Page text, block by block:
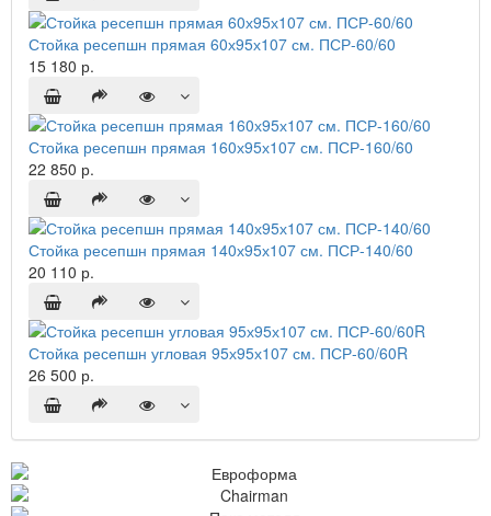
Стойка ресепшн прямая 60х95х107 см. ПСР-60/60
15 180 р.
Стойка ресепшн прямая 160х95х107 см. ПСР-160/60
22 850 р.
Стойка ресепшн прямая 140х95х107 см. ПСР-140/60
20 110 р.
Стойка ресепшн угловая 95х95х107 см. ПСР-60/60R
26 500 р.